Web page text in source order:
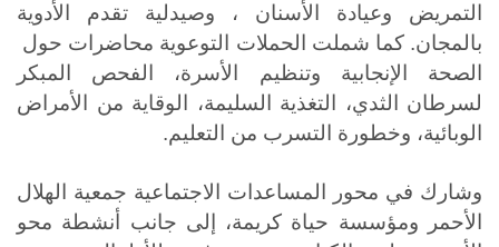
التمريض وعيادة الأسنان ، وصيدلية تقدم الأدوية
بالمجان. كما شملت الحملات التوعوية محاضرات حول
الصحة الإنجابية وتنظيم الأسرة، الفحص المبكر
لسرطان الثدي، التغذية السليمة، الوقاية من الأمراض
الوبائية، وخطورة التسرب من التعليم.
وشارك في محور المساعدات الاجتماعية جمعية الهلال
الأحمر ومؤسسة حياة كريمة، إلى جانب أنشطة محو